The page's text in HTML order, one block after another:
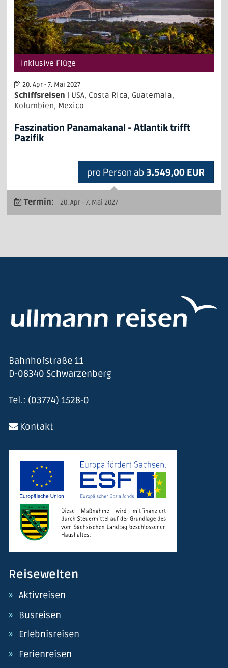
inklusive Flüge
20. Apr - 7. Mai 2027
Schiffsreisen | USA, Costa Rica, Guatemala,
Kolumbien, Mexico
Faszination Panamakanal - Atlantik trifft
Pazifik
pro Person ab 3.549,00 EUR
Termin: 20. Apr - 7. Mai 2027
Bahnhofstraße 11
D-08340 Schwarzenberg
Tel.: (03774) 1528-0
Kontakt
Reisewelten
Aktivreisen
Busreisen
Erlebnisreisen
Ferienreisen